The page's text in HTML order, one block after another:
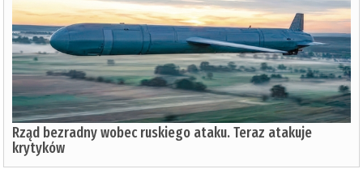
Rząd bezradny wobec ruskiego ataku. Teraz atakuje
krytyków